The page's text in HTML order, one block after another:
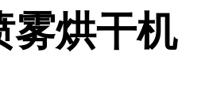
雾烘干机